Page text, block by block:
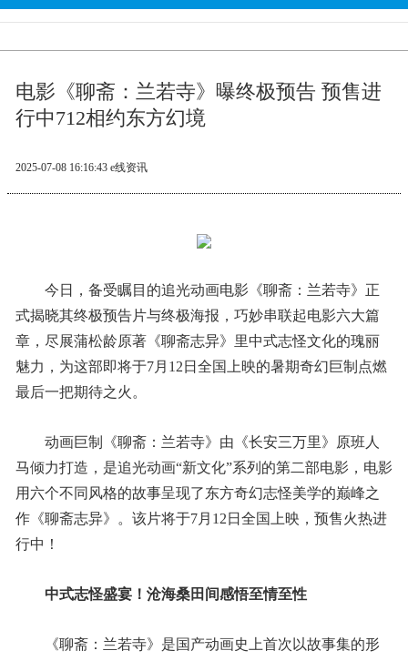
电影《聊斋：兰若寺》曝终极预告 预售进
行中712相约东方幻境
2025-07-08 16:16:43 e线资讯
今日，备受瞩目的追光动画电影《聊斋：兰若寺》正
式揭晓其终极预告片与终极海报，巧妙串联起电影六大篇
章，尽展蒲松龄原著《聊斋志异》里中式志怪文化的瑰丽
魅力，为这部即将于7月12日全国上映的暑期奇幻巨制点燃
最后一把期待之火。
动画巨制《聊斋：兰若寺》由《长安三万里》原班人
马倾力打造，是追光动画“新文化”系列的第二部电影，电影
用六个不同风格的故事呈现了东方奇幻志怪美学的巅峰之
作《聊斋志异》。该片将于7月12日全国上映，预售火热进
行中！
中式志怪盛宴！沧海桑田间感悟至情至性
《聊斋：兰若寺》是国产动画史上首次以故事集的形